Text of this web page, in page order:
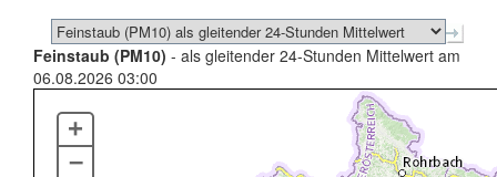
Feinstaub (PM10) - als gleitender 24-Stunden Mittelwert am
06.08.2026 03:00
+
–